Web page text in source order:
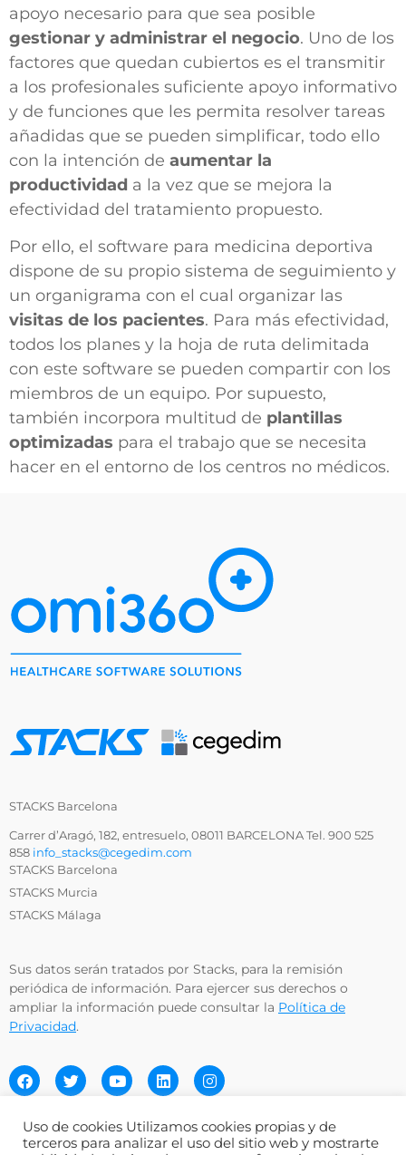
apoyo necesario para que sea posible
gestionar y administrar el negocio. Uno de los
factores que quedan cubiertos es el transmitir
a los profesionales suficiente apoyo informativo
y de funciones que les permita resolver tareas
añadidas que se pueden simplificar, todo ello
con la intención de aumentar la
productividad a la vez que se mejora la
efectividad del tratamiento propuesto.
Por ello, el software para medicina deportiva
dispone de su propio sistema de seguimiento y
un organigrama con el cual organizar las
visitas de los pacientes. Para más efectividad,
todos los planes y la hoja de ruta delimitada
con este software se pueden compartir con los
miembros de un equipo. Por supuesto,
también incorpora multitud de plantillas
optimizadas para el trabajo que se necesita
hacer en el entorno de los centros no médicos.
STACKS Barcelona
Carrer d’Aragó, 182, entresuelo, 08011 BARCELONA Tel. 900 525
858 info_stacks@cegedim.com
STACKS Barcelona
STACKS Murcia
STACKS Málaga
Sus datos serán tratados por Stacks, para la remisión
periódica de información. Para ejercer sus derechos o
ampliar la información puede consultar la Política de
Privacidad.
Uso de cookies Utilizamos cookies propias y de
terceros para analizar el uso del sitio web y mostrarte